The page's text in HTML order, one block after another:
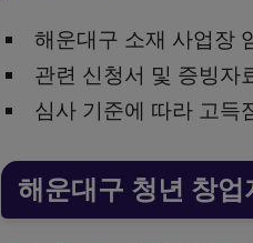
해운대구 소재 사업장
관련 신청서 및 증빙자
심사 기준에 따라 고득
해운대구 청년 창